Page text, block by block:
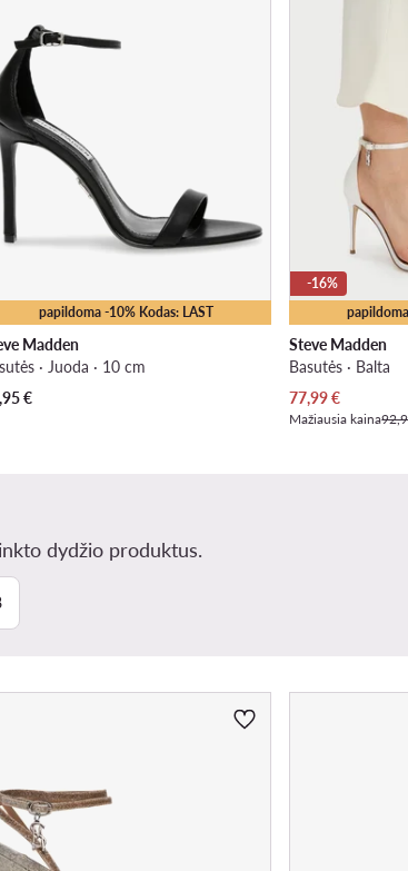
papildoma -10% Kodas: LAST
Madden
· Juoda · 10 cm
€
-16%
Steve Madden
Basutės · Balta
Dabartinė kaina
77,99€
Mažiausia kaina
dydžio produktus.